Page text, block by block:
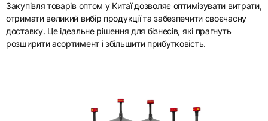
Закупівля товарів оптом у Китаї дозволяє оптимізувати витрати,
отримати великий вибір продукції та забезпечити своєчасну
доставку. Це ідеальне рішення для бізнесів, які прагнуть
розширити асортимент і збільшити прибутковість.